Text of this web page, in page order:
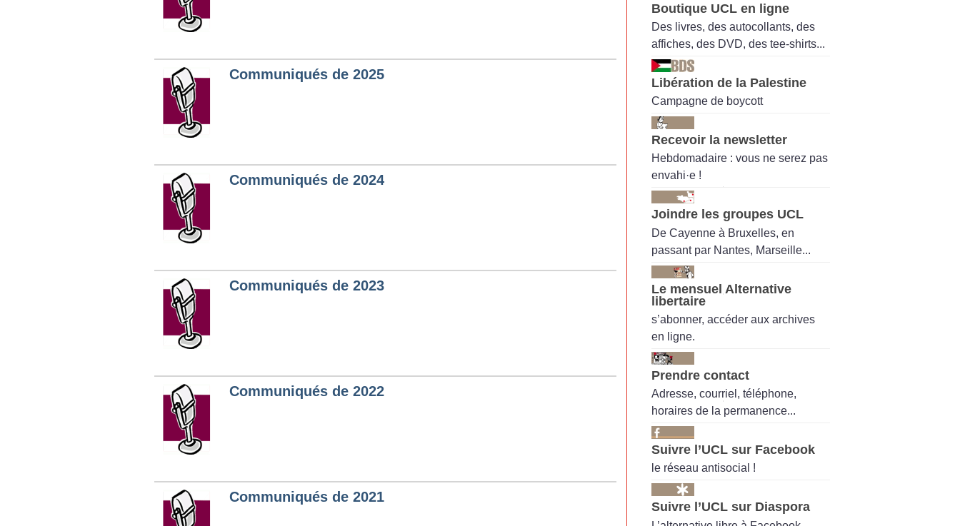
Communiqués de 2025
Communiqués de 2024
Communiqués de 2023
Communiqués de 2022
Communiqués de 2021
Boutique UCL en ligne
Des livres, des autocollants, des
affiches, des DVD, des tee-shirts...
Libération de la Palestine
Campagne de boycott
Recevoir la newsletter
Hebdomadaire : vous ne serez pas
envahi·e !
Joindre les groupes UCL
De Cayenne à Bruxelles, en
passant par Nantes, Marseille...
Le mensuel Alternative
libertaire
s’abonner, accéder aux archives
en ligne.
Prendre contact
Adresse, courriel, téléphone,
horaires de la permanence...
Suivre l’UCL sur Facebook
le réseau antisocial !
Suivre l’UCL sur Diaspora